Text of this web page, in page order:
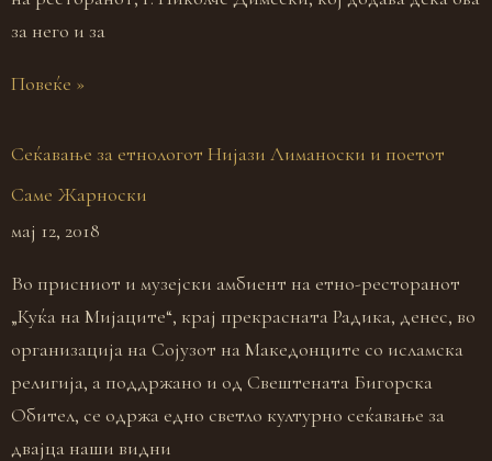
за него и за
Повеќе »
Сеќавање за етнологот Нијази Лиманоски и поетот
Саме Жарноски
мај 12, 2018
Во присниот и музејски амбиент на етно-ресторанот
„Куќа на Мијаците“, крај прекрасната Радика, денес, во
организација на Сојузот на Македонците со исламска
религија, а поддржано и од Свештената Бигорска
Обител, се одржа едно светло културно сеќавање за
двајца наши видни